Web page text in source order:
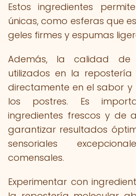
Estos ingredientes
únicas, como esferas que
geles firmes y espumas
Además, la calidad de
utilizados en la repostería
directamente en el sabor
los postres. Es
ingredientes frescos y de
garantizar resultados
sensoriales
comensales.
Experimentar con